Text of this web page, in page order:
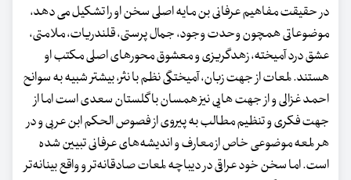
در حقیقت مفاهیم عرفانی بن مایه اصلی سخن او را تشکیل می دهد،
موضوعاتی همچون وحدت وجود، جمال پرستی، قلندریات، ملامتی،
عشق درد آمیخته، زهدگریزی و معشوق محورهای اصلی مکتب او
هستند. لمعات از جهت زبان، آمیختگی نظم با نثر، بیشتر شبیه به سوانح
احمد غزالی و از جهت هایی نیز همسان با گلستان سعدی است اما از
جهت فکری و تنظیم مطالب به پیروی از فصوص الحکم ابن عربی و در
هر لمعه موضوعی خاص از معارف و اندیشه‌های عرفانی تبیین شده
است. اما سخن خود عراقی در دیباچه لمعات صادقانه‌تر و واقع بینانه‌تر